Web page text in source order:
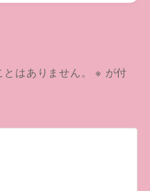
はありません。 ※ が付